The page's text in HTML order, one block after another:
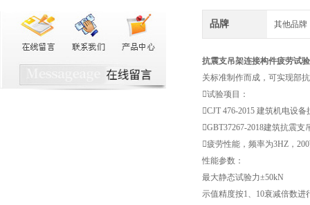
品牌 其他品牌
抗震支吊架连接构件疲劳试
关标准制作而成，可实现部
试验项目：
CJT 476-2015 建筑机电设
GBT37267-2018建筑抗震
疲劳性能，频率为3HZ，
性能参数：
最大静态试验力±50kN
示值精度按1、10衰减倍数进